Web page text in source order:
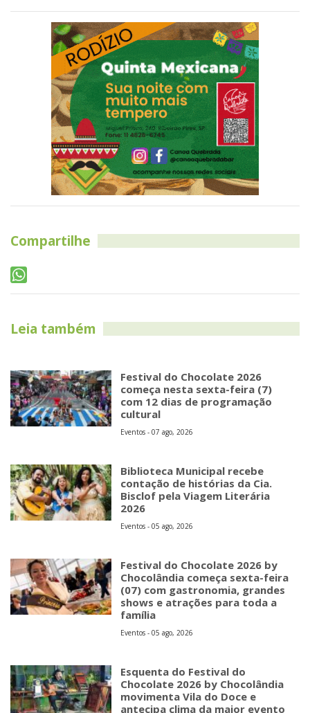
Compartilhe
Leia também
Festival do Chocolate 2026
começa nesta sexta-feira (7)
com 12 dias de programação
cultural
Eventos - 07 ago, 2026
Biblioteca Municipal recebe
contação de histórias da Cia.
Bisclof pela Viagem Literária
2026
Eventos - 05 ago, 2026
Festival do Chocolate 2026 by
Chocolândia começa sexta-feira
(07) com gastronomia, grandes
shows e atrações para toda a
família
Eventos - 05 ago, 2026
Esquenta do Festival do
Chocolate 2026 by Chocolândia
movimenta Vila do Doce e
antecipa clima da maior evento